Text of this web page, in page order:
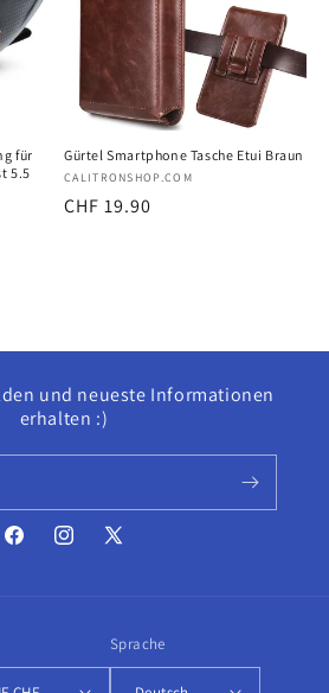
für
5.5
Gürtel Smartphone Tasche Etui Braun
Anbieter:
CALITRONSHOP.COM
Normaler
CHF 19.90
und neueste Informationen
erhalten :)
FacebookInstagram
X
Sprache